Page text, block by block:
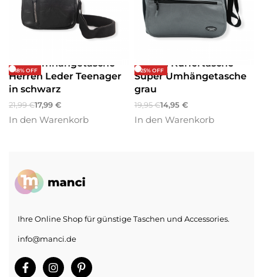
-18% OFF
Tolle Umhängetasche
Herren Leder Teenager
in schwarz
21,99€17,99 €
In den Warenkorb
-25% OFF
Herren Kuriertasche
Super Umhängetasche
grau
19,95€14,95 €
In den Warenkorb
Ihre Online Shop für günstige Taschen und Accessories.
info@manci.de